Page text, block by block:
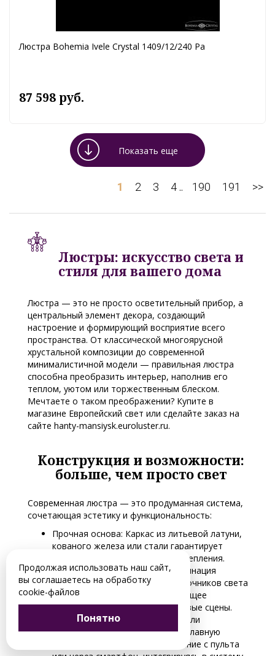
Люстра Bohemia Ivele Crystal 1409/12/240 Pa
87 598 руб.
Показать еще
1 2 3 4 .. 190 191 >>
Люстры: искусство света и
стиля для вашего дома
Люстра — это не просто осветительный прибор, а
центральный элемент декора, создающий
настроение и формирующий восприятие всего
пространства. От классической многоярусной
хрустальной композиции до современной
минималистичной модели — правильная люстра
способна преобразить интерьер, наполнив его
теплом, уютом или торжественным блеском.
Мечтаете о таком преображении? Купите в
магазине Европейский свет или сделайте заказ на
сайте hanty-mansiysk.euroluster.ru.
Конструкция и возможности:
больше, чем просто свет
Современная люстра — это продуманная система,
сочетающая эстетику и функциональность:
Прочная основа: Каркас из литьевой латуни,
кованого железа или стали гарантирует
долговечность и надежность крепления.
Эффективное освещение: Комбинация
направленных и рассеянных источников света
позволяет создать как яркое общее
освещение, так и уютные световые сцены.
Умное управление: Многие модели
поддерживают диммирование (плавную
регулировку яркости) и управление с пульта
Продолжая использовать наш сайт,
вы соглашаетесь на обработку
cookie-файлов
Понятно